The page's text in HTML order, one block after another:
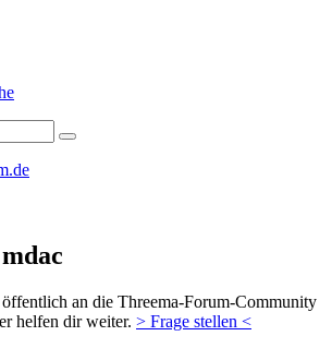
öffentlich an die Threema-Forum-Community
helfen dir weiter. > Frage stellen <